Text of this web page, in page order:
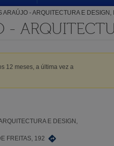
ARAÚJO - ARQUITECTURA E DESIGN,
-
12 meses, a última vez a
E DESIGN,
FREITAS, 192